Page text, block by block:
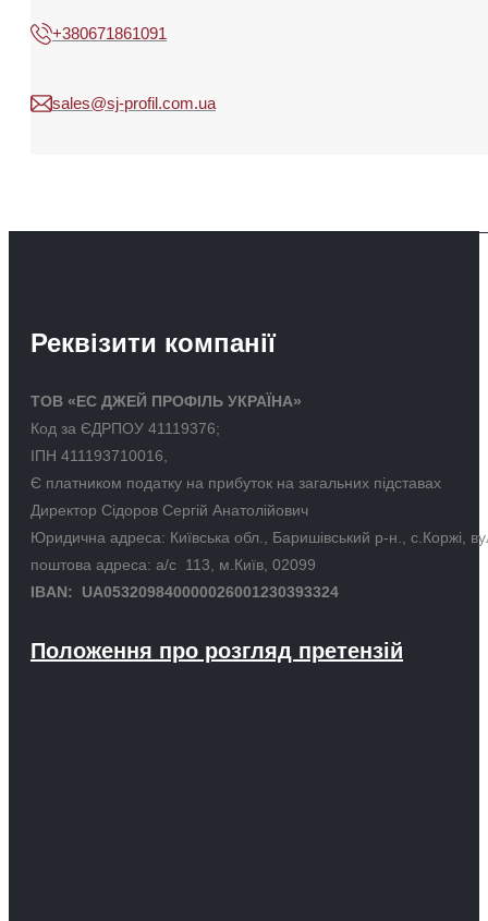
+380671861091
sales@sj-profil.com.ua
Реквізити компанії
ТОВ «ЕС ДЖЕЙ ПРОФІЛЬ УКРАЇНА»
Код за ЄДРПОУ 41119376;
ІПН 411193710016,
Є платником податку на прибуток на загальних підставах
Директор Сідоров Сергій Анатолійович
Юридична адреса: Київська обл., Баришівський р-н., с.Коржі,
поштова адреса: а/с 113, м.Київ, 02099
IBAN: UA053209840000026001230393324
Положення про розгляд претензій